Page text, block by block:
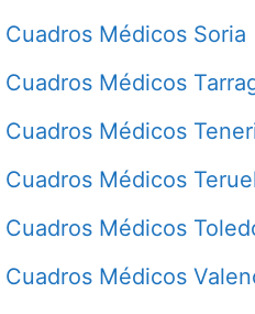
Cuadros Médicos Soria
Cuadros Médicos
Cuadros Médicos
Cuadros Médicos
Cuadros Médicos
Cuadros Médicos